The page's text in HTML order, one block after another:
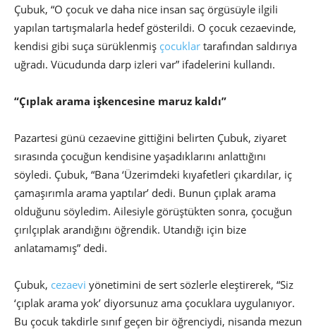
Çubuk, “O çocuk ve daha nice insan saç örgüsüyle ilgili
yapılan tartışmalarla hedef gösterildi. O çocuk cezaevinde,
kendisi gibi suça sürüklenmiş çocuklar tarafından saldırıya
uğradı. Vücudunda darp izleri var” ifadelerini kullandı.
“Çıplak arama işkencesine maruz kaldı”
Pazartesi günü cezaevine gittiğini belirten Çubuk, ziyaret
sırasında çocuğun kendisine yaşadıklarını anlattığını
söyledi. Çubuk, “Bana ‘Üzerimdeki kıyafetleri çıkardılar, iç
çamaşırımla arama yaptılar’ dedi. Bunun çıplak arama
olduğunu söyledim. Ailesiyle görüştükten sonra, çocuğun
çırılçıplak arandığını öğrendik. Utandığı için bize
anlatamamış” dedi.
Çubuk, cezaevi yönetimini de sert sözlerle eleştirerek, “Siz
‘çıplak arama yok’ diyorsunuz ama çocuklara uygulanıyor.
Bu çocuk takdirle sınıf geçen bir öğrenciydi, nisanda mezun